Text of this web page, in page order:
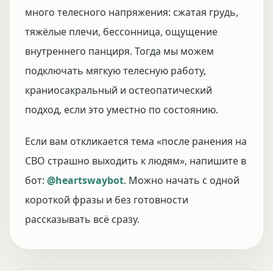
много телесного напряжения: сжатая грудь,
тяжёлые плечи, бессонница, ощущение
внутреннего панциря. Тогда мы можем
подключать мягкую телесную работу,
краниосакральный и остеопатический
подход, если это уместно по состоянию.
Если вам откликается тема «после ранения на
СВО страшно выходить к людям», напишите в
бот: @heartswaybot. Можно начать с одной
короткой фразы и без готовности
рассказывать всё сразу.